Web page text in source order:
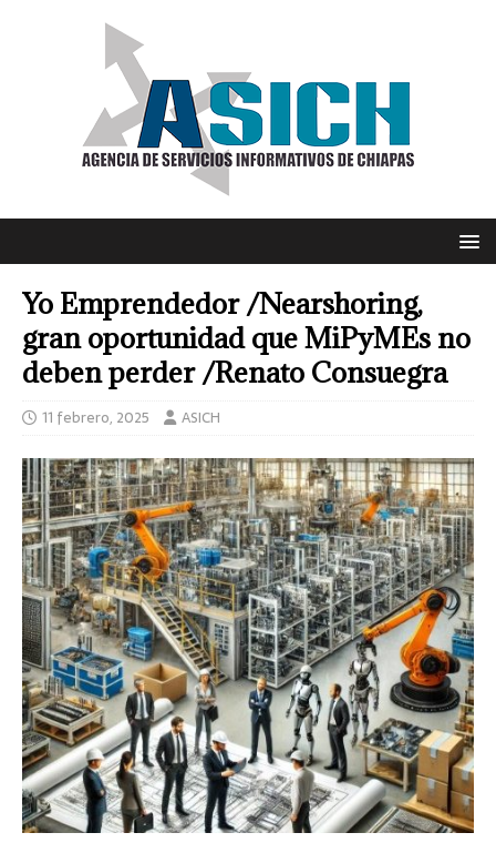
Yo Emprendedor /Nearshoring,
gran oportunidad que MiPyMEs no
deben perder /Renato Consuegra
11 febrero, 2025 ASICH